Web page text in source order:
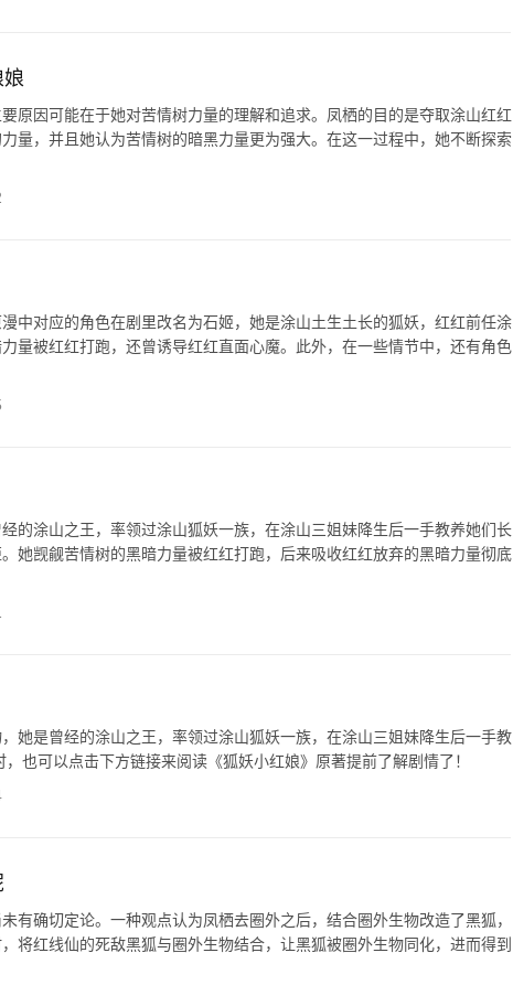
原因可能在于她对苦情树力量的理解和追求。凤栖的目的是夺取涂山红红
量，并且她认为苦情树的暗黑力量更为强大。在这一过程中，她不断探索
中对应的角色在剧里改名为石姬，她是涂山土生土长的狐妖，红红前任涂
量被红红打跑，还曾诱导红红直面心魔。此外，在一些情节中，还有角色
的涂山之王，率领过涂山狐妖一族，在涂山三姐妹降生后一手教养她们长
她觊觎苦情树的黑暗力量被红红打跑，后来吸收红红放弃的黑暗力量彻底
她是曾经的涂山之王，率领过涂山狐妖一族，在涂山三姐妹降生后一手教
也可以点击下方链接来阅读《狐妖小红娘》原著提前了解剧情了！
有确切定论。一种观点认为凤栖去圈外之后，结合圈外生物改造了黑狐，
将红线仙的死敌黑狐与圈外生物结合，让黑狐被圈外生物同化，进而得到